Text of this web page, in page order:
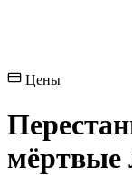
Цены
мёртвые